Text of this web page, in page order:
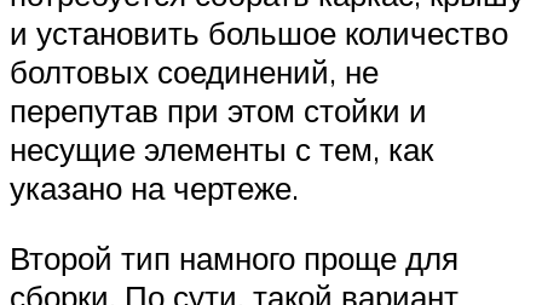
и установить большое количество
болтовых соединений, не
перепутав при этом стойки и
несущие элементы с тем, как
указано на чертеже.
Второй тип намного проще для
сборки. По сути, такой вариант